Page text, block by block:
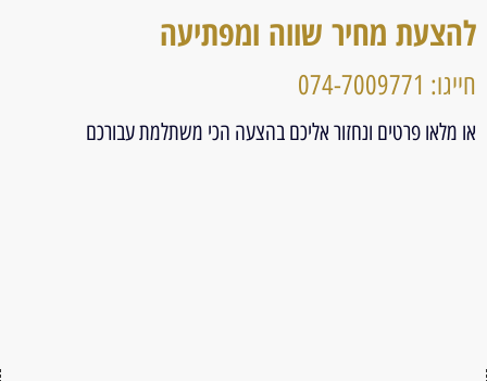
להצעת מחיר שווה ומפתיעה
חייגו: 074-7009771
או מלאו פרטים ונחזור אליכם בהצעה הכי משתלמת עבורכם